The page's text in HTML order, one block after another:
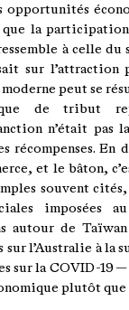
opportunités
que la
à celle du
sur l’attraction
peut se
de tribut
n’était
récompenses. En
et le bâton,
souvent
imposées
autour de
sur l’Australie à la
sur la COVID-19 —
plutôt